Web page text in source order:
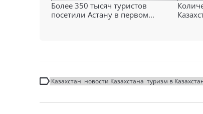
Более 350 тысяч туристов
посетили Астану в первом...
Казахстан новости Казахстана туризм в